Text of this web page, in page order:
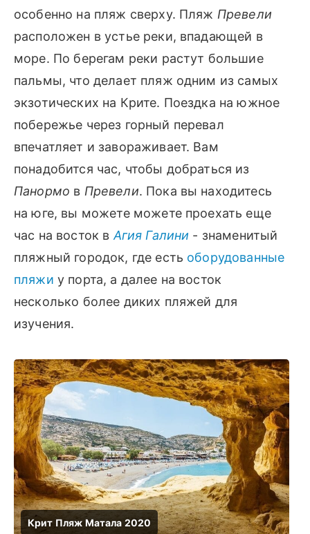
особенно на пляж сверху. Пляж Превели
расположен в устье реки, впадающей в
море. По берегам реки растут большие
пальмы, что делает пляж одним из самых
экзотических на Крите. Поездка на южное
побережье через горный перевал
впечатляет и завораживает. Вам
понадобится час, чтобы добраться из
Панормо в Превели. Пока вы находитесь
на юге, вы можете можете проехать еще
час на восток в Агия Галини - знаменитый
пляжный городок, где есть оборудованные
пляжи у порта, а далее на восток
несколько более диких пляжей для
изучения.